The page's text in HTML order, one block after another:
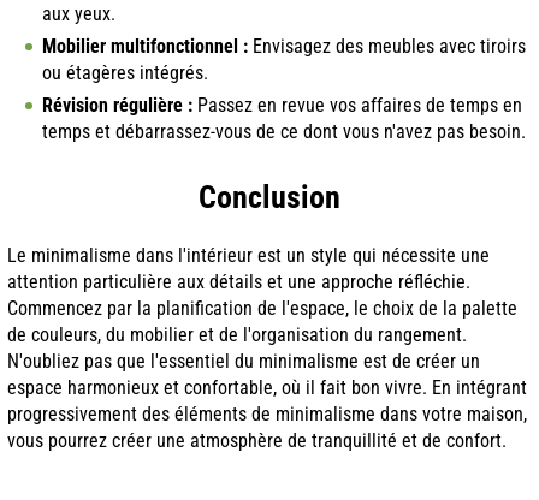
aux yeux.
Mobilier multifonctionnel : Envisagez des meubles avec tiroirs
ou étagères intégrés.
Révision régulière : Passez en revue vos affaires de temps en
temps et débarrassez-vous de ce dont vous n'avez pas besoin.
Conclusion
Le minimalisme dans l'intérieur est un style qui nécessite une
attention particulière aux détails et une approche réfléchie.
Commencez par la planification de l'espace, le choix de la palette
de couleurs, du mobilier et de l'organisation du rangement.
N'oubliez pas que l'essentiel du minimalisme est de créer un
espace harmonieux et confortable, où il fait bon vivre. En intégrant
progressivement des éléments de minimalisme dans votre maison,
vous pourrez créer une atmosphère de tranquillité et de confort.